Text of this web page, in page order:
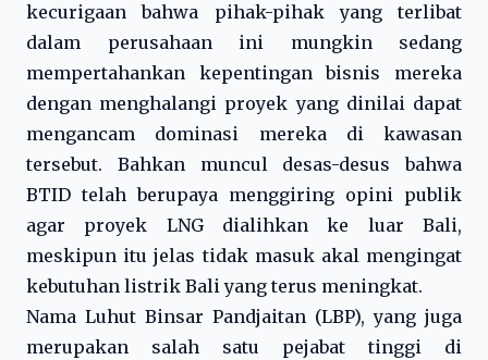
kecurigaan bahwa pihak-pihak yang terlibat
dalam perusahaan ini mungkin sedang
mempertahankan kepentingan bisnis mereka
dengan menghalangi proyek yang dinilai dapat
mengancam dominasi mereka di kawasan
tersebut. Bahkan muncul desas-desus bahwa
BTID telah berupaya menggiring opini publik
agar proyek LNG dialihkan ke luar Bali,
meskipun itu jelas tidak masuk akal mengingat
kebutuhan listrik Bali yang terus meningkat.
Nama Luhut Binsar Pandjaitan (LBP), yang juga
merupakan salah satu pejabat tinggi di